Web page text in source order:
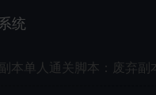
统
本单人通关脚本：废弃副